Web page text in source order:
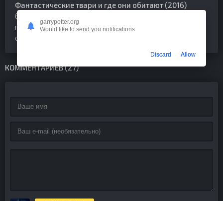
Фантастические твари и где они обитают (2016)
бесплатно и без регистрации, в хорошем качестве HD. В
плеере можно выбрать качество видео в зависимости
от скорости Вашего интернета.
КОММЕНТАРИЕВ (27)
garrypotter.org
Would like to send you notifications
Discard Allow